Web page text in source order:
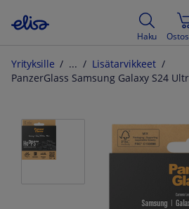
Haku
Yrityksille
Lisätarvikkeet